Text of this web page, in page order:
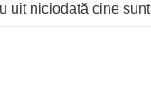
uit niciodată cine